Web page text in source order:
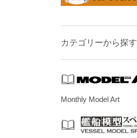
カテゴリーから探す
Monthly Model Art